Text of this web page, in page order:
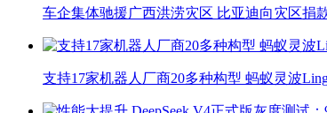
车企集体驰援广西洪涝灾区 比亚迪向灾区捐
支持17家机器人厂商20多种构型 蚂蚁灵波